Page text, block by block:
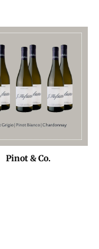
Pinot & Co.